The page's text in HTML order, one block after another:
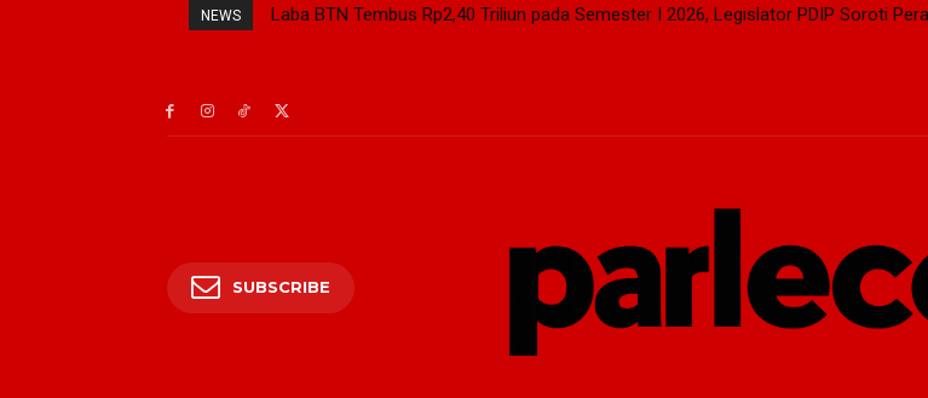
NEWS Laba BTN Tembus Rp2,40 Triliun pada Semester I 2026, Legislator PDIP Soroti
SUBSCRIBE